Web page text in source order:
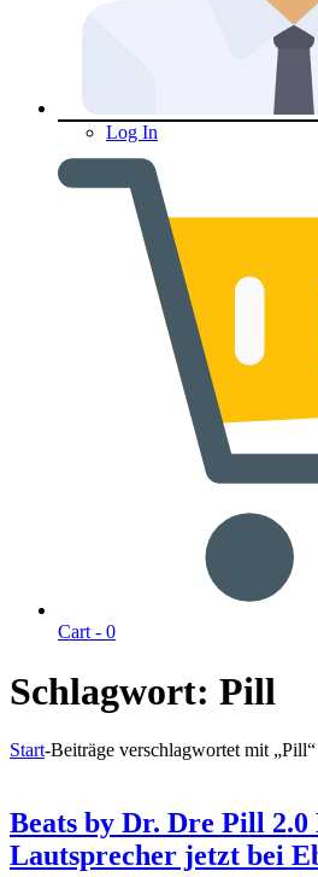
Log In
Cart - 0
Schlagwort: Pill
Start-Beiträge verschlagwortet mit „Pill“
Beats by Dr. Dre Pill 2.0
Lautsprecher jetzt bei